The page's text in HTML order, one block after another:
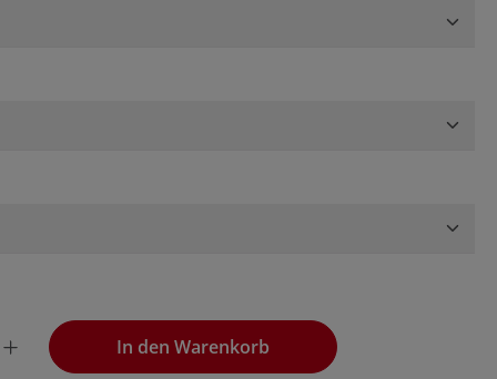
Wert ein oder benutze die Schaltflächen, um
In den Warenkorb